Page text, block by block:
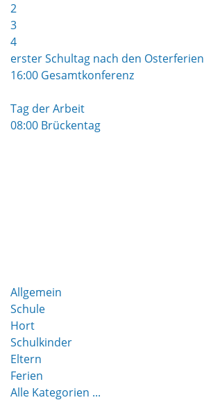
2
3
4
erster Schultag nach den Osterferien
16:00 Gesamtkonferenz
Tag der Arbeit
08:00 Brückentag
Allgemein
Schule
Hort
Schulkinder
Eltern
Ferien
Alle Kategorien ...